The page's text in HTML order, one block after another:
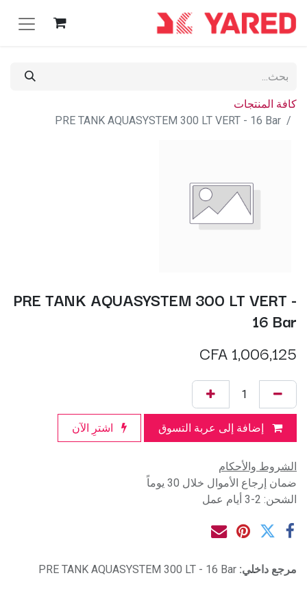
كافة المنتجات
PRE TANK AQUASYSTEM 300 LT VERT - 16 Bar
PRE TANK AQUASYSTEM 300 LT VERT -
16 Bar
1,006,125
إضافة إلى عربة التسوق اشترِ الآن
الشروط والأحكام
ضمان إرجاع الأموال خلال 30 يوماً
الشحن: 2-3 أيام عمل
مرجع داخلي: PRE TANK AQUASYSTEM 300 LT - 16 Bar